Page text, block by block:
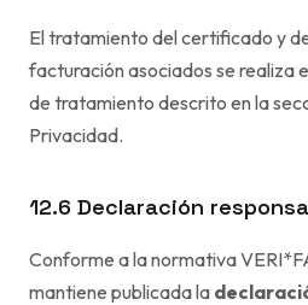
El tratamiento del certificado y
facturación asociados se realiza
de tratamiento descrito en la
Privacidad.
12.6 Declaración
Conforme a la normativa
mantiene publicada la